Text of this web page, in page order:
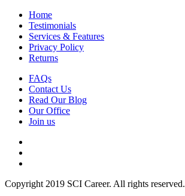
Home
Testimonials
Services & Features
Privacy Policy
Returns
FAQs
Contact Us
Read Our Blog
Our Office
Join us
Copyright 2019 SCI Career. All rights reserved.